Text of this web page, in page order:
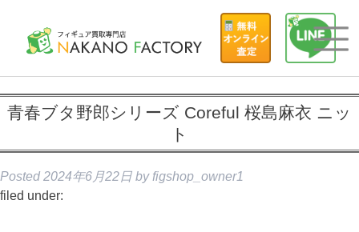
青春ブタ野郎シリーズ Coreful 桜島麻衣 ニッ
ト
Posted 2024年6月22日 by figshop_owner1
filed under: